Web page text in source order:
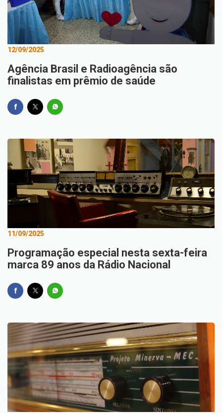
12/09/2025
Agência Brasil e Radioagência são
finalistas em prêmio de saúde
11/09/2025
Programação especial nesta sexta-feira
marca 89 anos da Rádio Nacional